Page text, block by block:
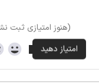
(هنوز امتیازی ثبت